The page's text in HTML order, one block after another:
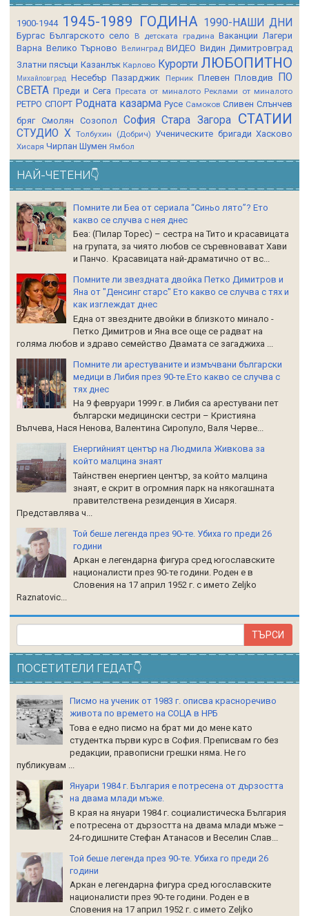
1900-1944 1945-1989 ГОДИНА 1990-НАШИ ДНИ
Бургас Българското село В детската градина Ваканции Лагери
Варна Велико Търново Велинград ВИДЕО Видин Димитровград
Златни пясъци Казанлък Карлово Курорти ЛЮБОПИТНО
Михайловград Несебър Пазарджик Перник Плевен Пловдив
ПО
СВЕТА Преди и Сега Пресата от миналото Реклами от миналото
РЕТРО СПОРТ Родната казарма Русе Самоков Сливен Слънчев
бряг Смолян Созопол София Стара Загора СТАТИИ
СТУДИО Х Толбухин (Добрич) Ученическите бригади Хасково
Хисаря Чирпан Шумен Ямбол
НАЙ-ЧЕТЕНИ👇
Помните ли Беа от сериала “Синьо лято”? Ето
какво се случва с нея днес
Беа: (Пилар Торес) – сестра на Тито и красавицата
на групата, за чиято любов се съревновават Хави
и Панчо. Красавицата най-драматично от вс...
Помните ли звездната двойка Петко Димитров и
Яна от "Денсинг старс" Ето какво се случва с тях и
как изглеждат днес
Една от звездните двойки в близкото минало -
Петко Димитров и Яна все още се радват на
голяма любов и здраво семейство Двамата се загаджиха ...
Помните ли арестуваните и измъчвани български
медици в Либия през 90-те.Ето какво се случва с
тях днес
На 9 февруари 1999 г. в Либия са арестувани пет
български медицински сестри – Кристияна
Вълчева, Нася Ненова, Валентина Сиропуло, Валя Черве...
Енергийният център на Людмила Живкова за
който малцина знаят
Тайнствен енергиен център, за който малцина
знаят, е скрит в огромния парк на някогашната
правителствена резиденция в Хисаря.
Представлява ч...
Той беше легенда през 90-те. Убиха го преди 26
години
Аркан е легендарна фигура сред югославските
националисти през 90-те години. Роден е в
Словения на 17 април 1952 г. с името Zeljko
Raznatoviс...
ПОСЕТИТЕЛИ ГЕДАТ👇
Писмо на ученик от 1983 г. описва красноречиво
живота по времето на СОЦА в НРБ
Това е едно писмо на брат ми до мене като
студентка първи курс в София. Преписвам го без
редакции, правописни грешки няма. Не го
публикувам ...
Януари 1984 г. България е потресена от дързостта
на двама млади мъже.
В края на януари 1984 г. социалистическа България
е потресена от дързостта на двама млади мъже –
24-годишните Стефан Атанасов и Веселин Слав...
Той беше легенда през 90-те. Убиха го преди 26
години
Аркан е легендарна фигура сред югославските
националисти през 90-те години. Роден е в
Словения на 17 април 1952 г. с името Zeljko